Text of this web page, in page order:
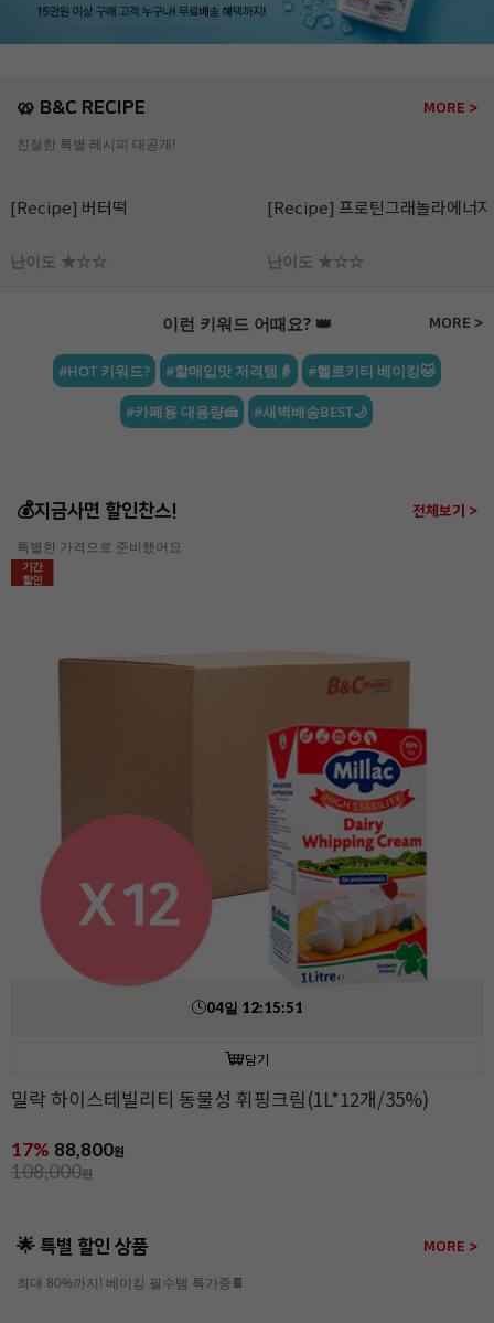
🥨 B&C RECIPE MORE >
친절한 특별 레시피 대공개!
[Recipe] 프로틴그래놀라에너지바
난이도 ★☆☆
[Recipe] 파로 플레이크 땅콩 &
난이도 ★☆☆
이런 키워드 어때요? 👑 MORE >
#HOT 키워드? #할매입맛 저격템👵 #헬로키티 베이킹🐱
#카페용 대용량🍰 #새벽배송BEST🌙
💰지금사면 할인찬스! 전체보기 >
특별한 가격으로 준비했어요
기간
할인
04일 12:15:49
담기
밀락 하이스테빌리티 동물성 휘핑크림(1L*12개/35%)
17% 88,800원
108,000원
🌟 특별 할인 상품 MORE >
최대 80%까지! 베이킹 필수템 특가중🍫